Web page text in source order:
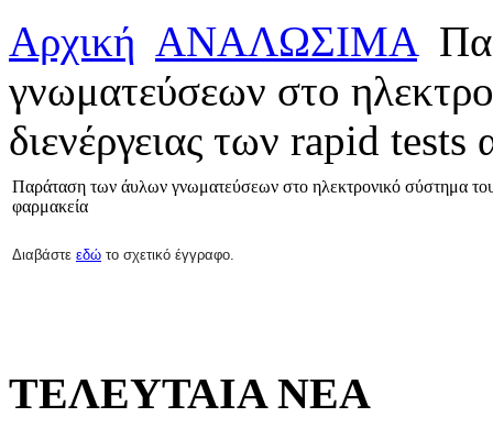
Αρχική ΑΝΑΛΩΣΙΜΑ
γνωματεύσεων στο
διενέργειας των rapid tests
Παράταση των άυλων γνωματεύσεων στο ηλεκτρονικό σύστημα του
φαρμακεία
Διαβάστε εδώ το σχετικό έγγραφο.
ΤΕΛΕΥΤΑΙΑ ΝΕΑ